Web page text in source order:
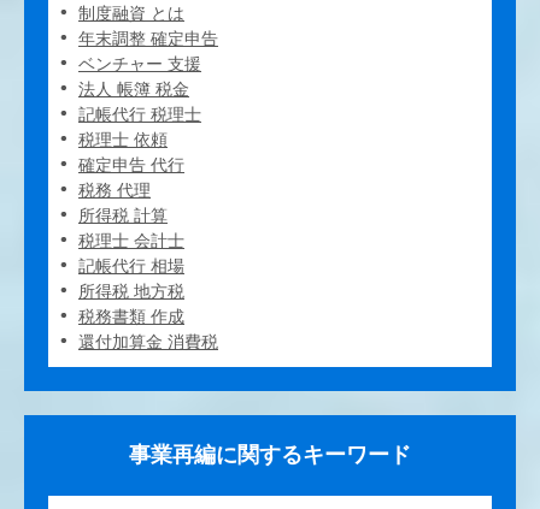
制度融資 とは
年末調整 確定申告
ベンチャー 支援
法人 帳簿 税金
記帳代行 税理士
税理士 依頼
確定申告 代行
税務 代理
所得税 計算
税理士 会計士
記帳代行 相場
所得税 地方税
税務書類 作成
還付加算金 消費税
事業再編に関するキーワード